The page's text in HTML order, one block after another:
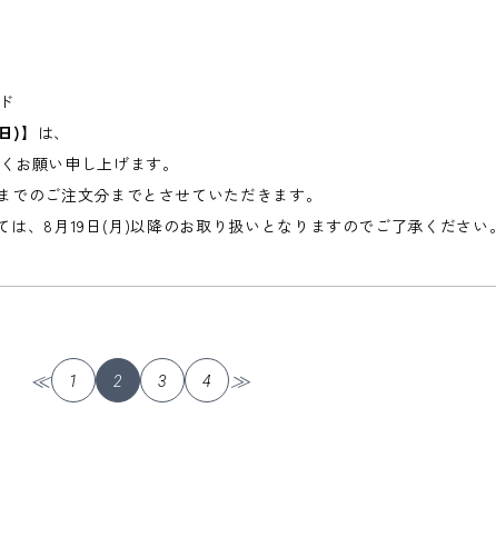
)】 は、
お願い申し上げます。
のご注文分までとさせていただきます。
、8月19日(月)以降のお取り扱いとなりますのでご了承ください。
投
≪ 1 2 3 4 ≫